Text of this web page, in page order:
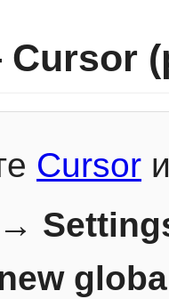
Cursor